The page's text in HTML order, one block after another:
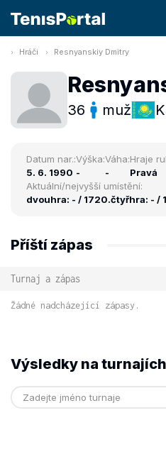
Hráči Resnyanskiy Dmitry
36 muž
Datum nar.:
5. 6. 1990
Výška:
-
Váha:
-
Hraje
Pravá
Aktuální/nejvyšší umístění:
dvouhra: - / 1720.čtyřhra: - /
Příští zápas
Turnaj a zápas
Žádné nadcházející zápasy.
Výsledky na turnajích